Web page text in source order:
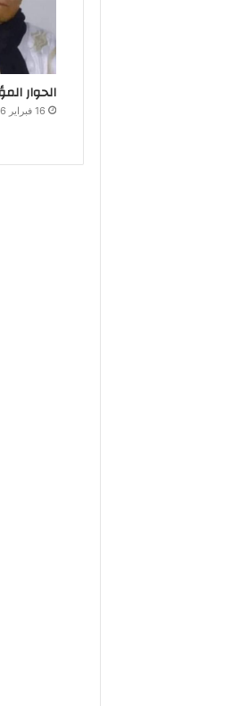
الحوار
16 فبراير 2026